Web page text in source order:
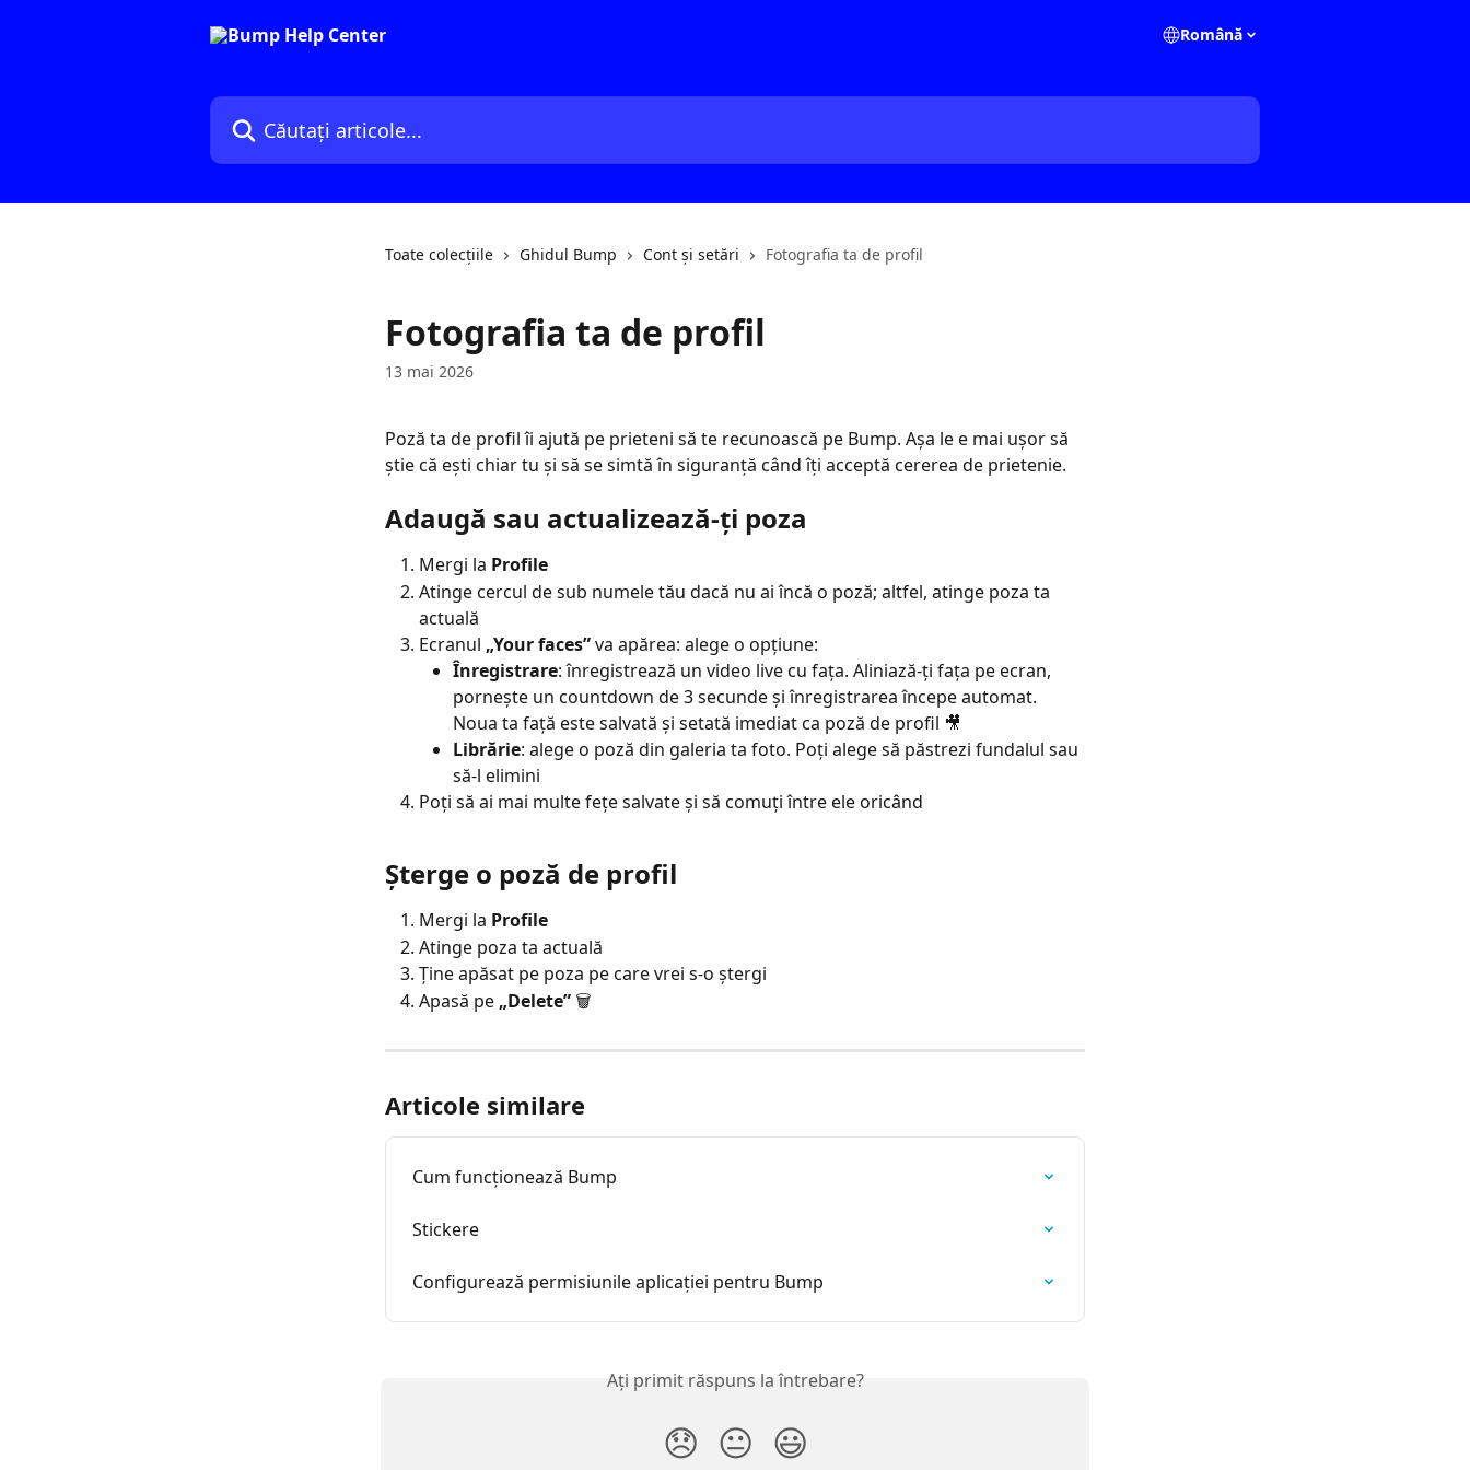
Română
Căutați articole...
Toate colecțiile Ghidul Bump Cont și setări Fotografia ta de profil
Fotografia ta de profil
13 mai 2026
Poză ta de profil îi ajută pe prieteni să te recunoască pe Bump. Așa le e mai ușor să
știe că ești chiar tu și să se simtă în siguranță când îți acceptă cererea de prietenie.
Adaugă sau actualizează-ți poza
Mergi la Profile
Atinge cercul de sub numele tău dacă nu ai încă o poză; altfel, atinge poza ta
actuală
Ecranul „Your faces” va apărea: alege o opțiune:
Înregistrare: înregistrează un video live cu fața. Aliniază-ți fața pe ecran,
pornește un countdown de 3 secunde și înregistrarea începe automat.
Noua ta față este salvată și setată imediat ca poză de profil 🎥
Librărie: alege o poză din galeria ta foto. Poți alege să păstrezi fundalul sau
să-l elimini
Poți să ai mai multe fețe salvate și să comuți între ele oricând
Șterge o poză de profil
Mergi la Profile
Atinge poza ta actuală
Ține apăsat pe poza pe care vrei s-o ștergi
Apasă pe „Delete” 🗑️
Articole similare
Cum funcționează Bump
Stickere
Configurează permisiunile aplicației pentru Bump
Ați primit răspuns la întrebare?
😞 😐 😃